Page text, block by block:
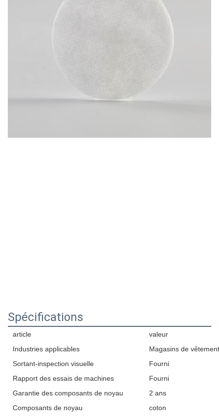
Spécifications
article
valeur
Industries applicables
Magasins de
Sortant-inspection visuelle
Fourni
Rapport des essais de machines
Fourni
Garantie des composants de noyau
2 ans
Composants de noyau
coton